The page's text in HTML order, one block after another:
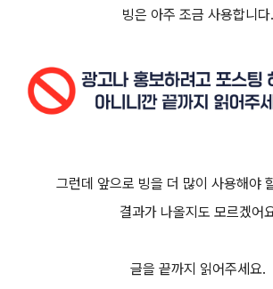
빙은 아주 조금 사용합니다.
그런데 앞으로 빙을 더 많이 사용해야
결과가 나올지도 모르겠어
글을 끝까지 읽어주세요.